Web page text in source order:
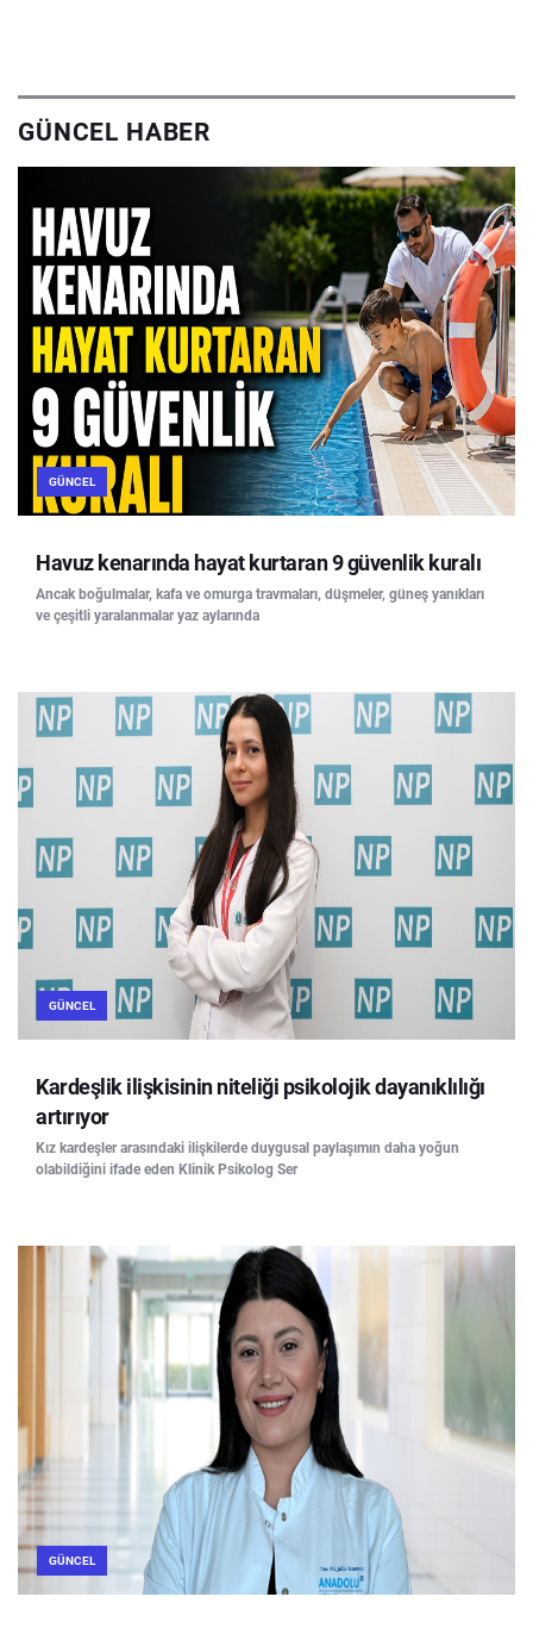
GÜNCEL HABER
GÜNCEL
Havuz kenarında hayat kurtaran 9 güvenlik kuralı
Ancak boğulmalar, kafa ve omurga travmaları, düşmeler, güneş yanıkları
ve çeşitli yaralanmalar yaz aylarında
GÜNCEL
Kardeşlik ilişkisinin niteliği psikolojik dayanıklılığı
artırıyor
Kız kardeşler arasındaki ilişkilerde duygusal paylaşımın daha yoğun
olabildiğini ifade eden Klinik Psikolog Ser
GÜNCEL